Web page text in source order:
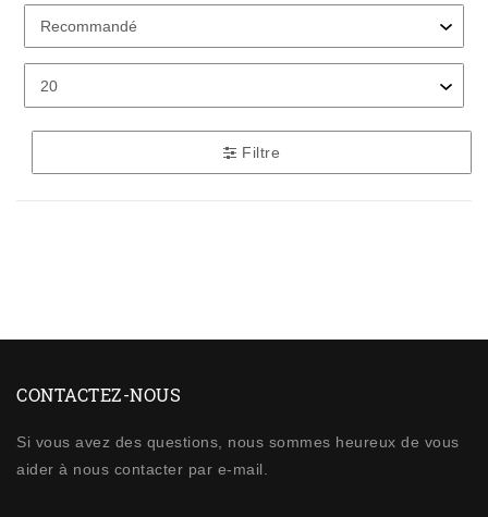
Filtre
CONTACTEZ-NOUS
Si vous avez des questions, nous sommes heureux de vous
aider à nous contacter par e-mail.